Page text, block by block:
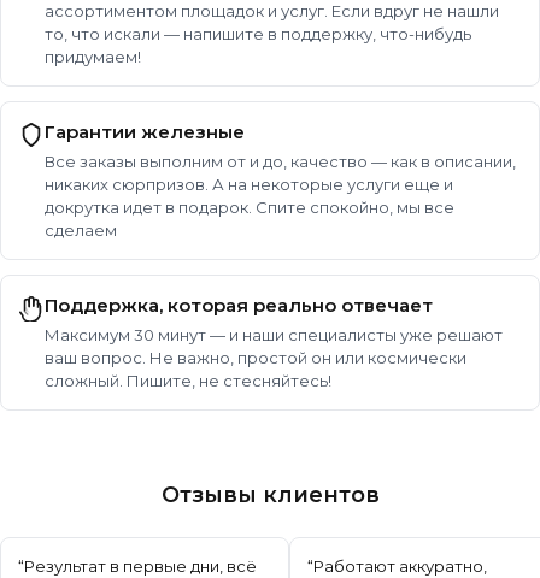
ассортиментом площадок и услуг. Если вдруг не нашли
то, что искали — напишите в поддержку, что-нибудь
придумаем!
Гарантии железные
Все заказы выполним от и до, качество — как в описании,
никаких сюрпризов. А на некоторые услуги еще и
докрутка идет в подарок. Спите спокойно, мы все
сделаем
Поддержка, которая реально отвечает
Максимум 30 минут — и наши специалисты уже решают
ваш вопрос. Не важно, простой он или космически
сложный. Пишите, не стесняйтесь!
Отзывы клиентов
“Результат в первые дни, всё
“Работают аккуратно,